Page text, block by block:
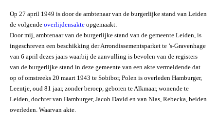
Op 27 april 1949 is door de ambtenaar van de burgerlijke stand van Leiden
de volgende overlijdensakte opgemaakt:
Door mij, ambtenaar van de burgerlijke stand van de gemeente Leiden, is
ingeschreven een beschikking der Arrondissementsparket te ’s-Gravenhage
van 6 april dezes jaars waarbij de aanvulling is bevolen van de registers
van de burgerlijke stand in deze gemeente van een akte vermeldende dat
op of omstreeks 20 maart 1943 te Sobibor, Polen is overleden Hamburger,
Leentje, oud 81 jaar, zonder beroep, geboren te Alkmaar, wonende te
Leiden, dochter van Hamburger, Jacob David en van Nias, Rebecka, beiden
overleden. Waarvan akte.